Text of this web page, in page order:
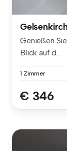
Genießen
Blick auf d...
1 Zimmer
€ 346